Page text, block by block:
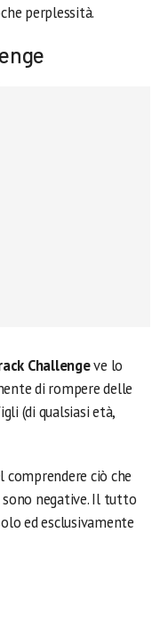
perplessità.
Challengeve lo
di rompere delle
(di qualsiasi età,
comprendere ciò che
sono negative. Il tutto
ed esclusivamente